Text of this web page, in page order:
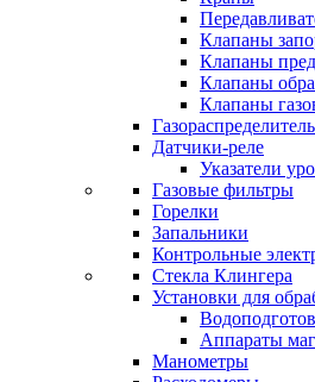
Клапаны
Клапаны
Клапаны
Клапаны
Датчики-реле
Указатели
Газовые фильтры
Горелки
Запальники
Контрольные
Стекла Клингера
Установки для
Аппараты
Манометры